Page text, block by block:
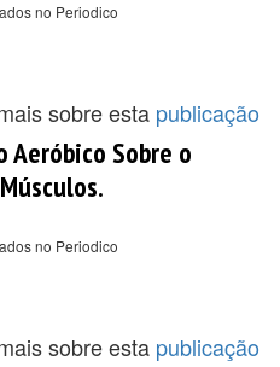
no Periodico
sobre esta publicação
Sobre o
no Periodico
sobre esta publicação